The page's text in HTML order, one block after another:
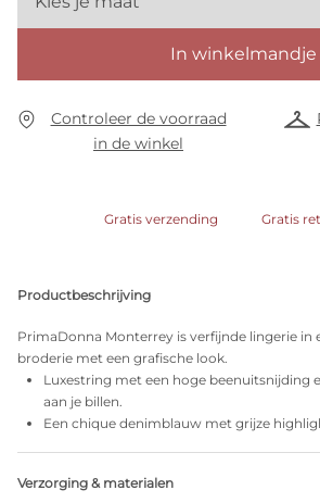
In winkelmandje
Controleer de voorraad
in de winkel
Gratis verzending Gratis
Productbeschrijving
PrimaDonna Monterrey is verfijnde lingerie in
broderie met een grafische look.
Luxestring met een hoge beenuitsnijding
aan je billen.
Een chique denimblauw met grijze
Verzorging & materialen